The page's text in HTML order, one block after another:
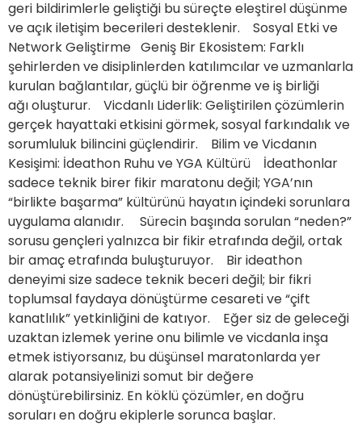
geri bildirimlerle geliştiği bu süreçte eleştirel düşünme
ve açık iletişim becerileri desteklenir. Sosyal Etki ve
Network Geliştirme Geniş Bir Ekosistem: Farklı
şehirlerden ve disiplinlerden katılımcılar ve uzmanlarla
kurulan bağlantılar, güçlü bir öğrenme ve iş birliği
ağı oluşturur. Vicdanlı Liderlik: Geliştirilen çözümlerin
gerçek hayattaki etkisini görmek, sosyal farkındalık ve
sorumluluk bilincini güçlendirir. Bilim ve Vicdanın
Kesişimi: İdeathon Ruhu ve YGA Kültürü İdeathonlar
sadece teknik birer fikir maratonu değil; YGA’nın
“birlikte başarma” kültürünü hayatın içindeki sorunlara
uygulama alanıdır. Sürecin başında sorulan “neden?”
sorusu gençleri yalnızca bir fikir etrafında değil, ortak
bir amaç etrafında buluşturuyor. Bir ideathon
deneyimi size sadece teknik beceri değil; bir fikri
toplumsal faydaya dönüştürme cesareti ve “çift
kanatlılık” yetkinliğini de katıyor. Eğer siz de geleceği
uzaktan izlemek yerine onu bilimle ve vicdanla inşa
etmek istiyorsanız, bu düşünsel maratonlarda yer
alarak potansiyelinizi somut bir değere
dönüştürebilirsiniz. En köklü çözümler, en doğru
soruları en doğru ekiplerle sorunca başlar.